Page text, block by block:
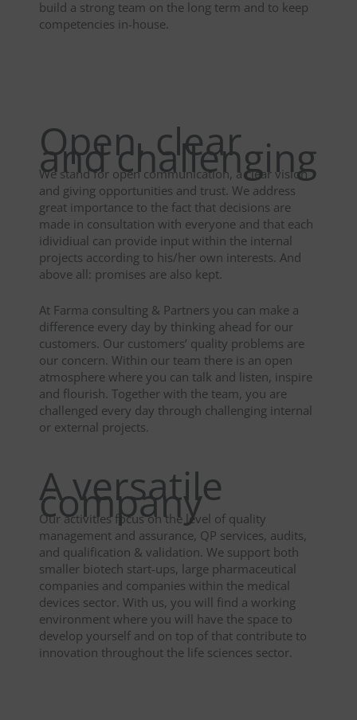
build a strong team on the long term and to keep
competencies in-house.
Open, clear
and challenging
We stand for open communication, a clear vision
and giving opportunities and trust. We address
great importance to the fact that decisions are
made in consultation with everyone and that each
idividiual can provide input within the internal
projects according to his/her own interests. And
above all: promises are also kept.
At Farma consulting & Partners you can make a
difference every day by thinking ahead for our
customers. Our customers’ quality problems are
our concern. Within our team there is an open
atmosphere where you can talk and listen, inspire
and flourish. Together with the team, you are
challenged every day through challenging internal
or external projects.
A versatile
company
Our activities focus on the level of quality
management and assurance, QP services, audits,
and qualification & validation. We support both
smaller biotech start-ups, large pharmaceutical
companies and companies within the medical
devices sector. With us, you will find a working
environment where you will have the space to
develop yourself and on top of that contribute to
innovation throughout the life sciences sector.